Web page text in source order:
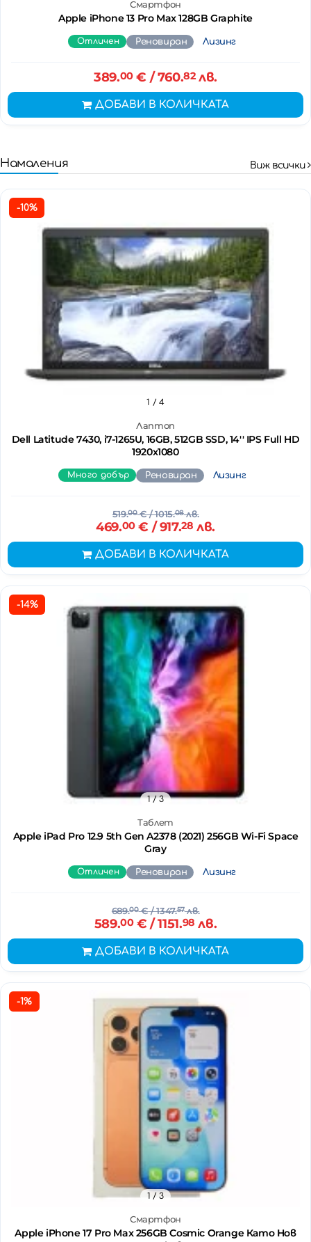
Смартфон
Apple iPhone 13 Pro Max 128GB Graphite
Отличен Реновиран Лизинг
389.00€ / 760.82лв.
ДОБАВИ В КОЛИЧКАТА
Намаления Виж всички
-10%
Лаптоп
Dell Latitude 7430, i7-1265U, 16GB, 512GB SSD, 14'' IPS Full HD
1920x1080
1 / 4
Много добър Реновиран Лизинг
519.00€/ 1015.08лв.
469.00€ / 917.28 лв.
ДОБАВИ В КОЛИЧКАТА
-14%
Таблет
Apple iPad Pro 12.9 5th Gen A2378 (2021) 256GB Wi-Fi Space
Gray
1/ 3
Отличен Реновиран Лизинг
689.00€/ 1347.57лв.
589.00€ / 1151.98 лв.
ДОБАВИ В КОЛИЧКАТА
-1%
Смартфон
Apple iPhone 17 Pro Max 256GB Cosmic Orange Като Нов
1 / 3